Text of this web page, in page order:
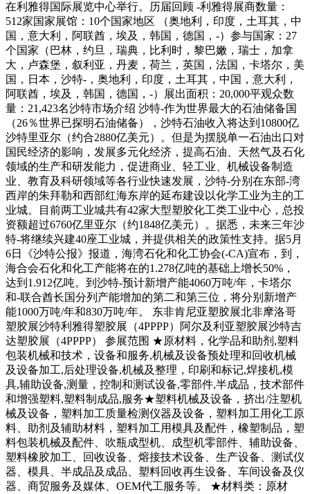
在利雅得国际展览中心举行。历届回顾 -利雅得展商数量：
512家国家展馆：10个国家地区 （奥地利，印度，土耳其，中
国，意大利，阿联酋，埃及，韩国，德国，-）参与国家：27
个国家（巴林，约旦，瑞典，比利时，黎巴嫩，瑞士，加拿
大，卢森堡，叙利亚，丹麦，荷兰，英国，法国，卡塔尔，美
国，日本，沙特-，奥地利，印度，土耳其，中国，意大利，
阿联酋，埃及，韩国，德国，-）展出面积：20,000平观众数
量：21,423名沙特市场介绍 沙特-作为世界最大的石油储备国
（26％世界已探明石油储备），沙特石油收入将达到10800亿
沙特里亚尔（约合2880亿美元）。但是为摆脱单一石油出口对
国民经济的影响，发展多元化经济，提高石油、天然气及石化
领域的生产和研发能力，促进商业、轻工业、机械设备制造
业、教育及科研领域等各行业快速发展，沙特-分别在东部-湾
西岸的朱拜勒和西部红海东岸的延布建设以化学工业为主的工
业城。目前两工业城共有42家大型塑胶化工类工业中心，总投
资额超过6760亿里亚尔（约1848亿美元）。据悉，未来三年沙
特-将继续兴建40座工业城，并提供相关的政策性支持。据5月
6日《沙特公报》报道，海湾石化和化工协会(-CA)宣布，到，
海合会石化和化工产能将在的1.278亿吨的基础上增长50%，
达到1.912亿吨。到沙特-预计新增产能4060万吨/年，卡塔尔
和-联合酋长国分列产能增加的第二和第三位，将分别新增产
能1000万吨/年和830万吨/年。 东非肯尼亚塑胶展北非摩洛哥
塑胶展沙特利雅得塑胶展（4PPPP）阿尔及利亚塑胶展沙特吉
达塑胶展（4PPPP） 参展范围 ★原材料，化学品和助剂,塑料
包装机械和技术，设备和服务,机械及设备预处理和回收机械
及设备加工,后处理设备,机械及整理，印刷和标记,焊接机,模
具,辅助设备,测量，控制和测试设备,零部件,半成品，技术部件
和增强塑料,塑料制成品,服务★塑料机械及设备，挤出/注塑机
械及设备，塑料加工质量检测仪器及设备，塑料加工用化工原
料、助剂及辅助材料，塑料加工用模具及配件，橡塑制品，塑
料包装机械及配件、吹瓶成型机、成型机零部件、辅助设备、
塑料橡胶加工、回收设备、熔接技术设备、生产设备、测试仪
器、模具、半成品及成品、塑料回收再生设备、车间设备及仪
器、商贸服务及媒体、OEM代工服务等。 ★材料类：原材